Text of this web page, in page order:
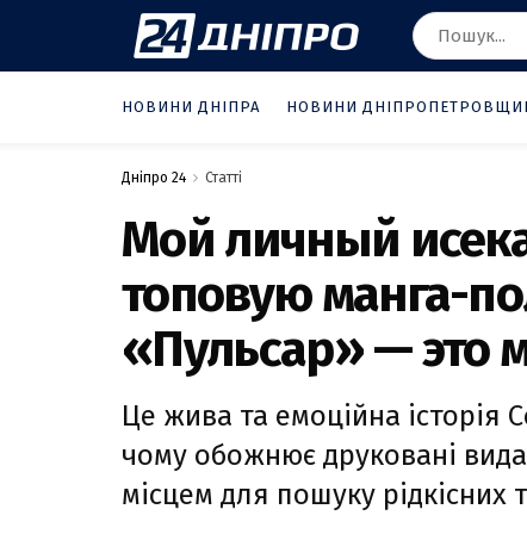
НОВИНИ ДНІПРА НОВИНИ
Дніпро 24 Статті
Мой личный
топовую манга-
«Пульсар» — это
Це жива та емоційна
чому обожнює друковані
місцем для пошуку рідкісних